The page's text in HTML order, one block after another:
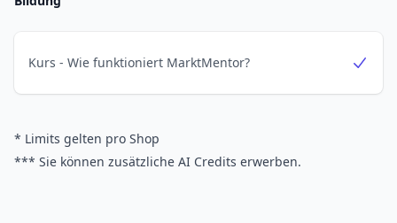
Kurs - Wie funktioniert MarktMentor?
* Limits gelten pro Shop
*** Sie können zusätzliche AI Credits erwerben.